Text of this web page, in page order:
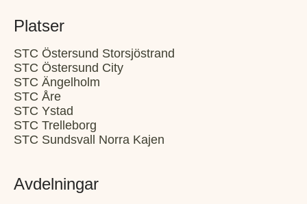
Platser
STC Östersund Storsjöstrand
STC Östersund City
STC Ängelholm
STC Åre
STC Ystad
STC Trelleborg
STC Sundsvall Norra Kajen
Avdelningar